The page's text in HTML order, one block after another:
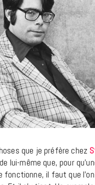
que je préfère chez
lui-même que, pour
fonctionne, il faut que